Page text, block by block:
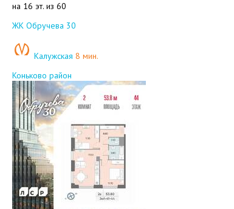
на 16 эт. из 60
Добавить в избранное
ЖК Обручева 30
Калужская 8 мин.
Коньково район